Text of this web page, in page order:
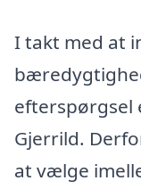
I takt med at
efterspørgsel
Gjerrild.
at vælge